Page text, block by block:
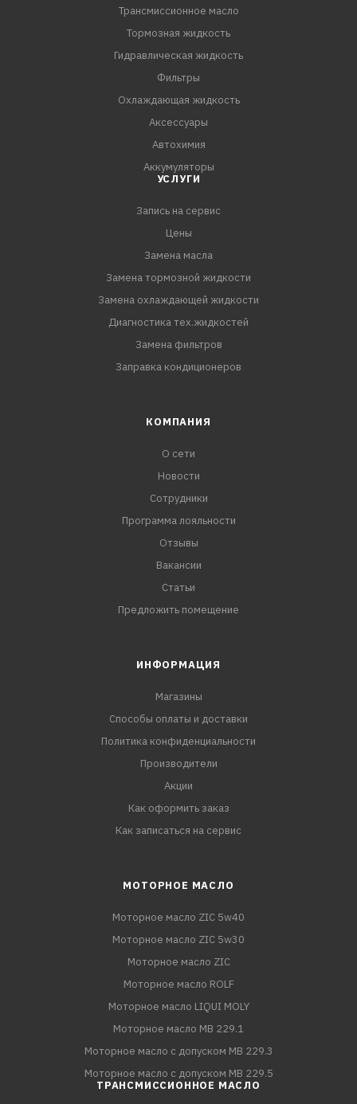
Трансмиссионное масло
Тормозная жидкость
Гидравлическая жидкость
Фильтры
Охлаждающая жидкость
Аксессуары
Автохимия
Аккумуляторы
УСЛУГИ
Запись на сервис
Цены
Замена масла
Замена тормозной жидкости
Замена охлаждающей жидкости
Диагностика тех.жидкостей
Замена фильтров
Заправка кондиционеров
КОМПАНИЯ
О сети
Новости
Сотрудники
Программа лояльности
Отзывы
Вакансии
Статьи
Предложить помещение
ИНФОРМАЦИЯ
Магазины
Способы оплаты и доставки
Политика конфиденциальности
Производители
Акции
Как оформить заказ
Как записаться на сервис
МОТОРНОЕ МАСЛО
Моторное масло ZIC 5w40
Моторное масло ZIC 5w30
Моторное масло ZIC
Моторное масло ROLF
Моторное масло LIQUI MOLY
Моторное масло MB 229.1
Моторное масло с допуском MB 229.3
Моторное масло с допуском MB 229.5
ТРАНСМИССИОННОЕ МАСЛО